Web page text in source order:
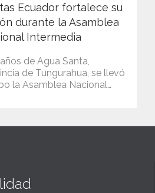
Ecuador fortalece su
durante la Asamblea
Intermedia
de Agua Santa,
de Tungurahua, se llevó
la Asamblea Nacional…